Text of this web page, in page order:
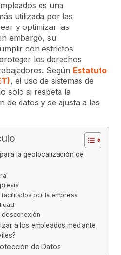
es una
utilizada por las
y optimizar las
embargo, su
con estrictos
los derechos
Según Estatuto
, el uso de sistemas de
solo si respeta la
de datos y se ajusta a las
la geolocalización de
por la empresa
desconexión
a los empleados mediante
de Datos